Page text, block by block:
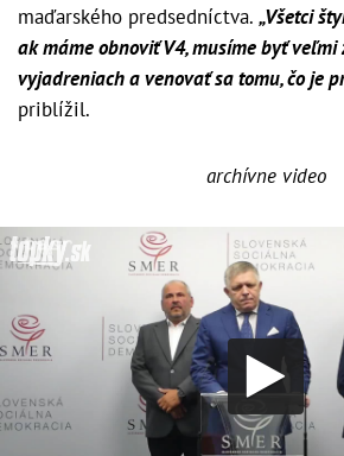
maďarského predsedníctva. „Všetci
ak máme obnoviť V4, musíme byť
vyjadreniach a venovať sa tomu, čo je
priblížil.
archívne video